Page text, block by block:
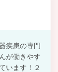
疾患の専門
が働きやす
います！２